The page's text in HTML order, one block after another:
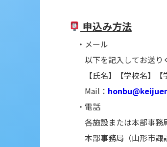
申込み方法
・メール
以下を記入してお送り
【氏名】【学校名】【学
Mail：
・電話
各施設または本部事務
本部事務局（山形市諏